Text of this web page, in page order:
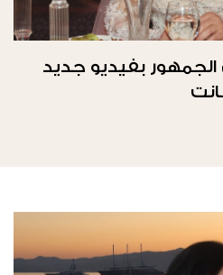
بفيديو جديد